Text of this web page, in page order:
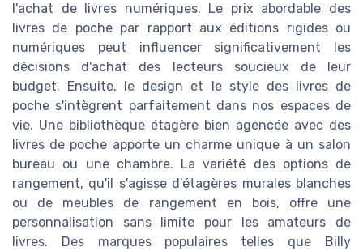
l'achat de livres numériques. Le prix abordable des
livres de poche par rapport aux éditions rigides ou
numériques peut influencer significativement les
décisions d'achat des lecteurs soucieux de leur
budget. Ensuite, le design et le style des livres de
poche s'intègrent parfaitement dans nos espaces de
vie. Une bibliothèque étagère bien agencée avec des
livres de poche apporte un charme unique à un salon
bureau ou une chambre. La variété des options de
rangement, qu'il s'agisse d'étagères murales blanches
ou de meubles de rangement en bois, offre une
personnalisation sans limite pour les amateurs de
livres. Des marques populaires telles que Billy